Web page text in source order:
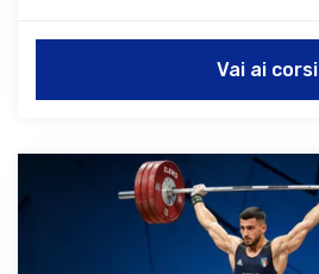
Vai ai corsi